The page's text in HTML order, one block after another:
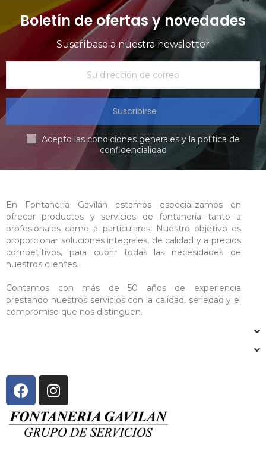
Boletín de ofertas y novedades
Suscríbase a nuestra newsletter
Suscribirse
Acepto las condiciones generales y la política de
confidencialidad
En Fontanería Gavilán estamos especializamos en
ofrecer productos y servicios de fontanería tanto a
profesionales como a particulares. Nuestro objetivo es
proporcionar soluciones integrales, de calidad y a precios
competitivos, para cubrir todas las necesidades de
nuestros clientes.
Contamos con más de 50 años de experiencia
prestando nuestros servicios con la calidad, seriedad y el
compromiso que nos distinguen.